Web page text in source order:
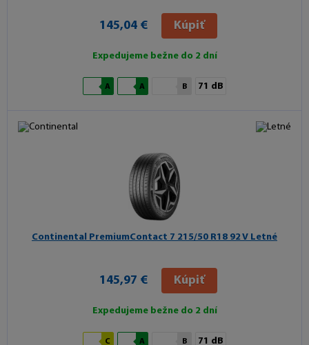
145,04 € Kúpiť
Expedujeme bežne do 2 dní
A A B 71 dB
Continental PremiumContact 7 215/50 R18 92 V Letné
145,97 € Kúpiť
Expedujeme bežne do 2 dní
C A B 71 dB